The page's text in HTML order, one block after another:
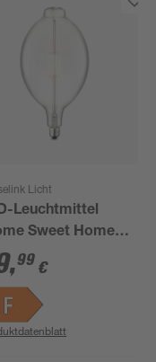
Licht
Leuchtmittel
Sweet Home'
E27 4 W 440
,99 €